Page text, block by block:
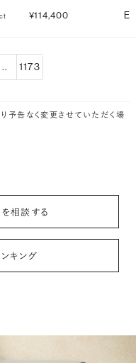
ct ¥114,400 E
1173
予告なく変更させていただく場
相談する
キング